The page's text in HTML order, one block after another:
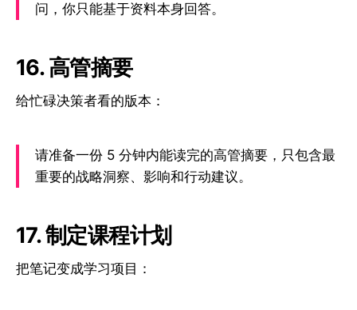
问，你只能基于资料本身回答。
16. 高管摘要
给忙碌决策者看的版本：
请准备一份 5 分钟内能读完的高管摘要，只包含最
重要的战略洞察、影响和行动建议。
17. 制定课程计划
把笔记变成学习项目：